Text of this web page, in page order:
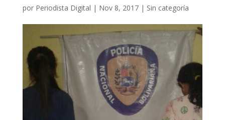
por Periodista Digital | Nov 8, 2017| Sin categoría